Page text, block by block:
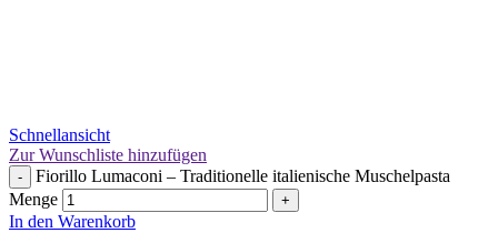
Schnellansicht
Zur Wunschliste hinzufügen
-
Fiorillo Lumaconi – Traditionelle italienische Muschelpasta
Menge
+
In den Warenkorb